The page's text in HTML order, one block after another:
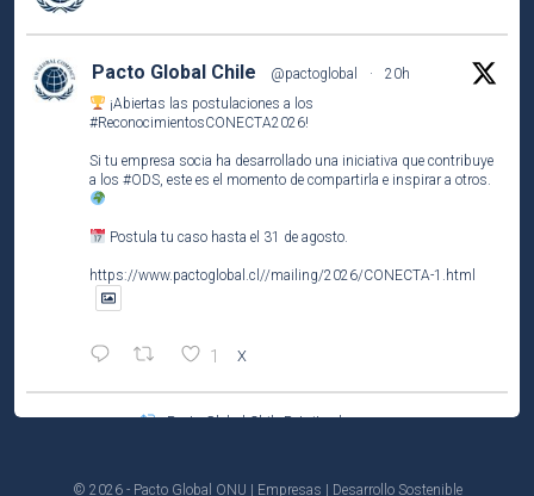
Pacto Global Chile @pactoglobal ·
20h
¡Abiertas las postulaciones a los
#ReconocimientosCONECTA2026!
Si tu empresa socia ha desarrollado una iniciativa que contribuye
a los #ODS , este es el momento de compartirla e inspirar a otros.
Postula tu caso hasta el 31 de agosto.
https://www.pactoglobal.cl//mailing/2026/CONECTA-1.html
1 X
Pacto Global Chile Retuiteado
Participa del tercer encuentro del ciclo El Caso de Negocio de la
© 2026 - Pacto Global ONU | Empresas | Desarrollo Sostenible